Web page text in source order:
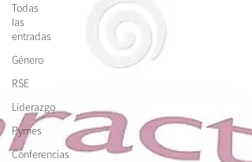
Todas
las
entradas
Género
RSE
Liderazgo
Pymes
Conferencias